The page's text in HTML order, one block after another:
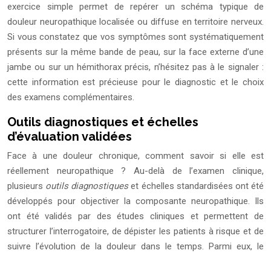
exercice simple permet de repérer un schéma typique de
douleur neuropathique localisée ou diffuse en territoire nerveux.
Si vous constatez que vos symptômes sont systématiquement
présents sur la même bande de peau, sur la face externe d’une
jambe ou sur un hémithorax précis, n’hésitez pas à le signaler :
cette information est précieuse pour le diagnostic et le choix
des examens complémentaires.
Outils diagnostiques et échelles
d’évaluation validées
Face à une douleur chronique, comment savoir si elle est
réellement neuropathique ? Au-delà de l’examen clinique,
plusieurs outils diagnostiqueset échelles standardisées ont été
développés pour objectiver la composante neuropathique. Ils
ont été validés par des études cliniques et permettent de
structurer l’interrogatoire, de dépister les patients à risque et de
suivre l’évolution de la douleur dans le temps. Parmi eux, le